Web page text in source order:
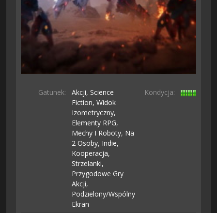
Gatunek: Akcji,Science
Fiction,Widok
Izometryczny,
Elementy RPG,
Mechy I Roboty, Na
2 Osoby, Indie,
Kooperacja,
Strzelanki,
Przygodowe Gry
Akcji,
Podzielony/wspólny
Ekran
Kondycja: